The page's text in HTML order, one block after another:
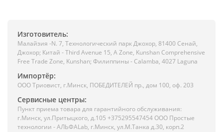
Изготовитель:
Малайзия -N. 7, Технологический парк Джохор, 81400 Сенай,
Джохор; Китай - Third Avenue 15, A Zone, Kunshan Comprehensive
Free Trade Zone, Kunshan; Филиппины - Calamba, 4027 Laguna
Импортёр:
ООО Триовист, г.Минск, ПОБЕДИТЕЛЕЙ пр., дом 100, оф. 203
Сервисные центры:
Пункт приема товара для гарантийного обслуживания:
г.Минск, ул.Притыцкого, д.105 +375295547454 ООО Простые
технологии - АЛЬФАLab, г.Минск, ул.М.Танка д.30, корп.2